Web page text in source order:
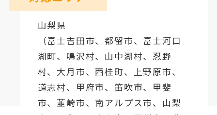
山梨県
（富士吉田市、都留市、 富士河口
湖町、鳴沢村、山中湖村、忍野
村、 大月市、西桂町、上野原市、
道志村、 甲府市、笛吹市、甲斐
市、韮崎市、南アルプス市、山梨